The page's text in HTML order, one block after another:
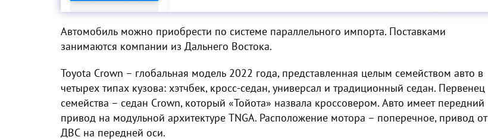
Автомобиль можно приобрести по системе параллельного импорта. Поставками
занимаются компании из Дальнего Востока.
Toyota Crown – глобальная модель 2022 года, представленная целым семейством авто в
четырех типах кузова: хэтчбек, кросс-седан, универсал и традиционный седан. Первенец
семейства – седан Crown, который «Тойота» назвала кроссовером. Авто имеет передний
привод на модульной архитектуре TNGA. Расположение мотора – поперечное, привод от
ДВС на передней оси.